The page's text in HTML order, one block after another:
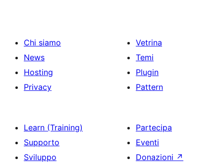
Chi siamo
News
Hosting
Privacy
Vetrina
Temi
Plugin
Pattern
Learn (Training)
Supporto
Sviluppo
Partecipa
Eventi
Donazioni ↗